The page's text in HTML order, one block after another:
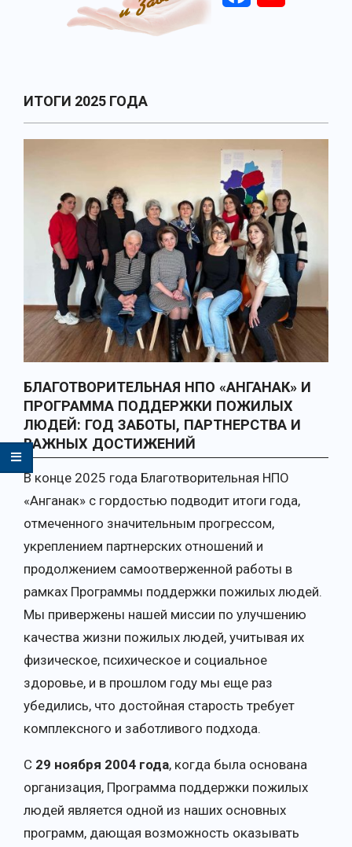
Navigation
Menu
ИТОГИ 2025 ГОДА
БЛАГОТВОРИТЕЛЬНАЯ НПО «АНГАНАК» И
ПРОГРАММА ПОДДЕРЖКИ ПОЖИЛЫХ
ЛЮДЕЙ: ГОД ЗАБОТЫ, ПАРТНЕРСТВА И
ВАЖНЫХ ДОСТИЖЕНИЙ
В конце 2025 года Благотворительная НПО
«Анганак» с гордостью подводит итоги года,
отмеченного значительным прогрессом,
укреплением партнерских отношений и
продолжением самоотверженной работы в
рамках Программы поддержки пожилых людей.
Мы привержены нашей миссии по улучшению
качества жизни пожилых людей, учитывая их
физическое, психическое и социальное
здоровье, и в прошлом году мы еще раз
убедились, что достойная старость требует
комплексного и заботливого подхода.
С 29 ноября 2004 года, когда была основана
организация, Программа поддержки пожилых
людей является одной из наших основных
программ, дающая возможность оказывать